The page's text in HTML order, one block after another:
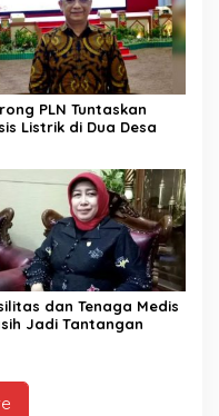
PLN Tuntaskan
Listrik di Dua Desa
dan Tenaga Medis
Jadi Tantangan